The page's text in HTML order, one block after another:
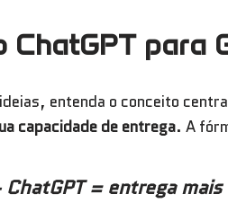
ChatGPT para
entenda o conceito
capacidade de entrega. A
= entrega